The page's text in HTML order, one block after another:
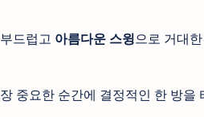
드럽고 아름다운 스윙으로 거대
중요한 순간에 결정적인 한 방을